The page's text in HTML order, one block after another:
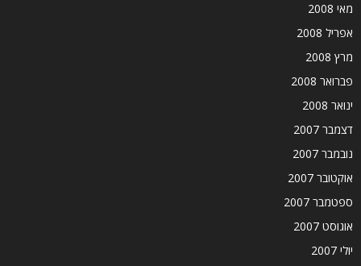
מאי 2008
אפריל 2008
מרץ 2008
פברואר 2008
ינואר 2008
דצמבר 2007
נובמבר 2007
אוקטובר 2007
ספטמבר 2007
אוגוסט 2007
יולי 2007